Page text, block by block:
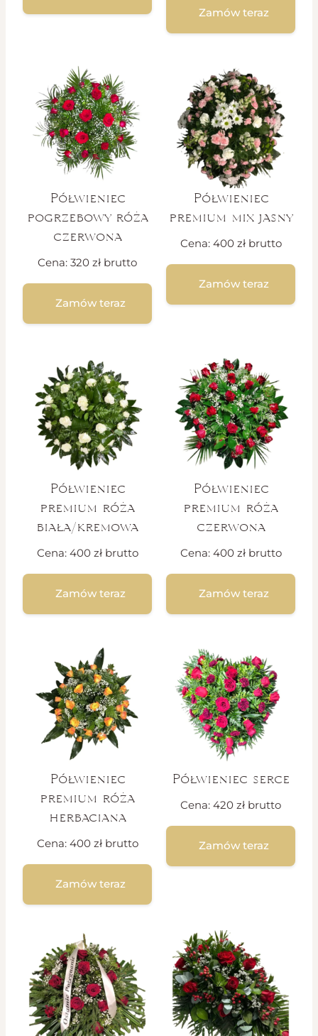
Zamów teraz
Półwieniec
pogrzebowy róża
czerwona
Cena: 320 zł brutto
Zamów teraz
Półwieniec
premium mix jasny
Cena: 400 zł brutto
Zamów teraz
Półwieniec
premium róża
biała/kremowa
Cena: 400 zł brutto
Zamów teraz
Półwieniec
premium róża
czerwona
Cena: 400 zł brutto
Zamów teraz
Półwieniec
premium róża
herbaciana
Cena: 400 zł brutto
Zamów teraz
Półwieniec serce
Cena: 420 zł brutto
Zamów teraz